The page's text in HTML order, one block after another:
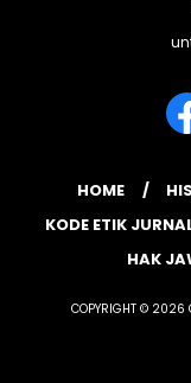
HOME
KODE ETIK
HAK
COPYRIGHT © 2026